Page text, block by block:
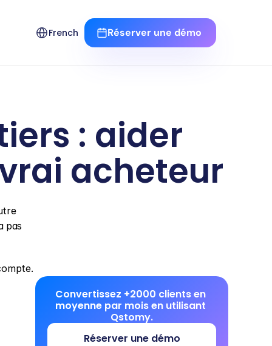
Select Language
French Réserver une démo
: aider
acheteur
pas
Convertissez +2000 clients en
moyenne par mois en utilisant
Qstomy.
Réserver une démo